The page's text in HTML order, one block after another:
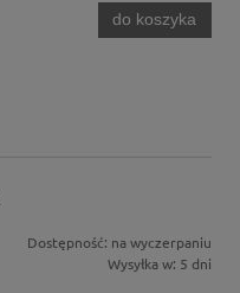
do koszyka
Dostępność: na wyczerpaniu
Wysyłka w: 5 dni